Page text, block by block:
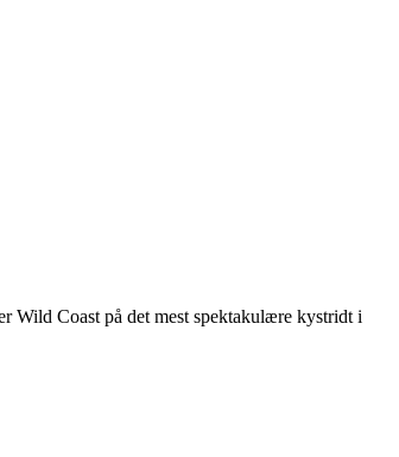
Wild Coast på det mest spektakulære kystridt i